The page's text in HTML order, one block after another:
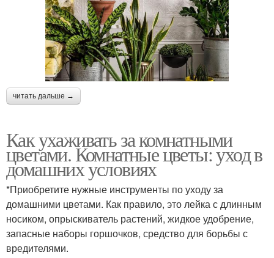
читать дальше →
Как ухаживать за комнатными
цветами. Комнатные цветы: уход в
домашних условиях
*Приобретите нужные инструменты по уходу за
домашними цветами. Как правило, это лейка с длинным
носиком, опрыскиватель растений, жидкое удобрение,
запасные наборы горшочков, средство для борьбы с
вредителями.